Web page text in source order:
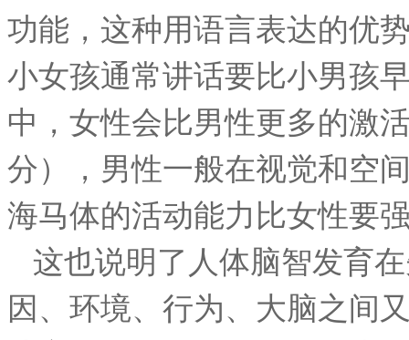
功能，这种用语言表达的优
小女孩通常讲话要比小男孩
中，女性会比男性更多的激
分），男性一般在视觉和空
海马体的活动能力比女性要
这也说明了人体脑智发育
因、环境、行为、大脑之间